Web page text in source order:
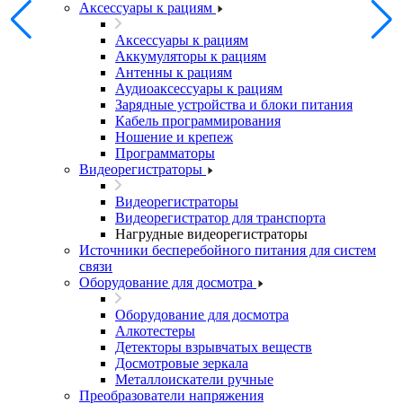
Аксессуары к рациям
Аксессуары к рациям
Аккумуляторы к рациям
Антенны к рациям
Аудиоаксессуары к рациям
Зарядные устройства и блоки питания
Кабель программирования
Ношение и крепеж
Программаторы
Видеорегистраторы
Видеорегистраторы
Видеорегистратор для транспорта
Нагрудные видеорегистраторы
Источники бесперебойного питания для систем
связи
Оборудование для досмотра
Оборудование для досмотра
Алкотестеры
Детекторы взрывчатых веществ
Досмотровые зеркала
Металлоискатели ручные
Преобразователи напряжения